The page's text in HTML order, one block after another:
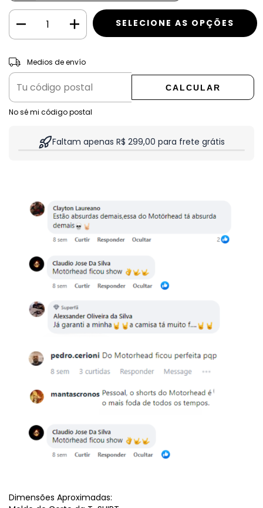
Entregas para el CP:
Medios de envío
CALCULAR
No sé mi código postal
Faltam apenas R$ 299,00 para frete grátis
Dimensões Aproximadas: